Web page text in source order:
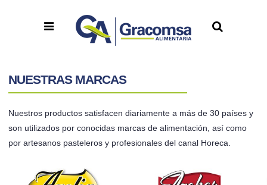
NUESTRAS MARCAS
Nuestros productos satisfacen diariamente a más de 30 países y
son utilizados por conocidas marcas de alimentación, así como
por artesanos pasteleros y profesionales del canal Horeca.